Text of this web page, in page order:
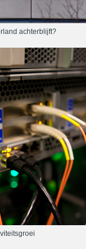
achterblijft?